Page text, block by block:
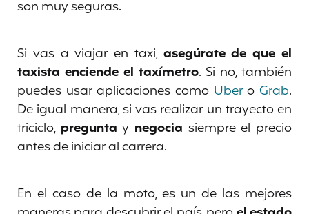
son muy seguras.
Si vas a viajar en taxi, asegúrate de que el
taxista enciende el taxímetro. Si no, también
puedes usar aplicaciones como UberoGrab.
De igual manera, si vas realizar un trayecto en
triciclo, pregunta y negocia siempre el precio
antes de iniciar al carrera.
En el caso de la moto, es un de las mejores